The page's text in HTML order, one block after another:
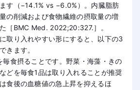
す（−14.1% vs −6.0%）。内臓脂肪
の削減および食物繊維の摂取量の増
［BMC Med. 2022;20:327.］。
取り入れやすい形にすると、以下の3
きます。
毎食摂ることです。野菜・海藻・きの
どを毎食1品は取り入れることが推奨
食後の血糖値の急上昇を抑えるほ